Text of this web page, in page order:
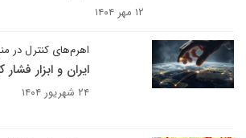
۱۲ مهر ۱۴۰۴
اهرم‌های کنترل در
ایران و ابزار فشار
۲۴ شهریور ۱۴۰۴